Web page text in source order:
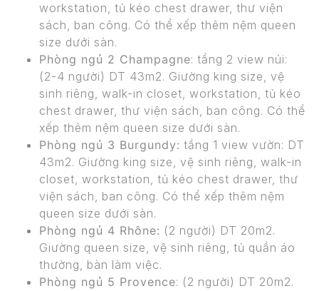
workstation, tủ kéo chest drawer, thư viện
sách, ban công. Có thể xếp thêm nệm queen
size dưới sàn.
Phòng ngủ 2 Champagne: tầng 2 view núi:
(2-4 người) DT 43m2. Giường king size, vệ
sinh riêng, walk-in closet, workstation, tủ kéo
chest drawer, thư viện sách, ban công. Có thể
xếp thêm nệm queen size dưới sàn.
Phòng ngủ 3 Burgundy: tầng 1 view vườn: DT
43m2. Giường king size, vệ sinh riêng, walk-in
closet, workstation, tủ kéo chest drawer, thư
viện sách, ban công. Có thể xếp thêm nệm
queen size dưới sàn.
Phòng ngủ 4 Rhône: (2 người) DT 20m2.
Giường queen size, vệ sinh riêng, tủ quần áo
thường, bàn làm việc.
Phòng ngủ 5 Provence: (2 người) DT 20m2.